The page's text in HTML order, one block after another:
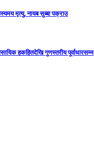
मृत्यु, नायब सुब्बा पक्राउ
हकहितदेखि गुणस्तरीय पूर्वाधारसम्म